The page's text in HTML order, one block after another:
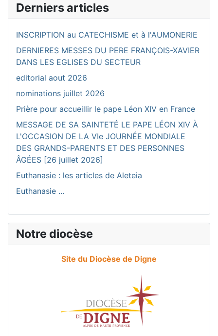
Derniers articles
INSCRIPTION au CATECHISME et à l'AUMONERIE
DERNIERES MESSES DU PERE FRANÇOIS-XAVIER
DANS LES EGLISES DU SECTEUR
editorial aout 2026
nominations juillet 2026
Prière pour accueillir le pape Léon XIV en France
MESSAGE DE SA SAINTETÉ LE PAPE LÉON XIV À
L'OCCASION DE LA VIe JOURNÉE MONDIALE
DES GRANDS-PARENTS ET DES PERSONNES
ÂGÉES [26 juillet 2026]
Euthanasie : les articles de Aleteia
Euthanasie ...
Notre diocèse
Site du Diocèse de Digne